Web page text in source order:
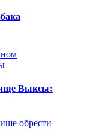
Выксы: